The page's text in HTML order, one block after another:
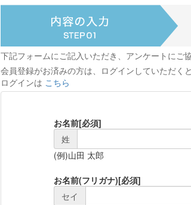
下記フォームにご記入いただき、アンケートにご
会員登録がお済みの方は、ログインしていただく
ログインは こちら
お名前[必須]
姓
(例)山田 太郎
お名前(フリガナ)[必須]
セイ